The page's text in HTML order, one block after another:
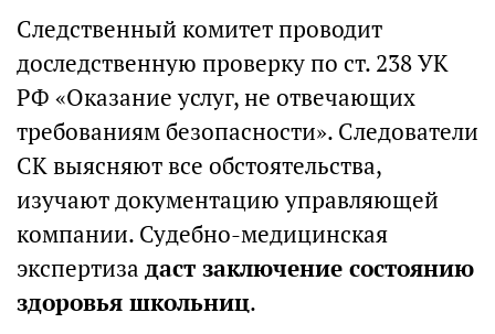
Следственный комитет проводит
доследственную проверку по ст. 238 УК
РФ «Оказание услуг, не отвечающих
требованиям безопасности». Следователи
СК выясняют все обстоятельства,
изучают документацию управляющей
компании. Судебно-медицинская
экспертиза даст заключение состоянию
здоровья школьниц.